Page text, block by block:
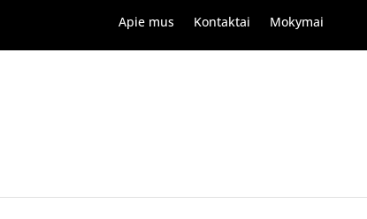
Apie mus Kontaktai Mokymai